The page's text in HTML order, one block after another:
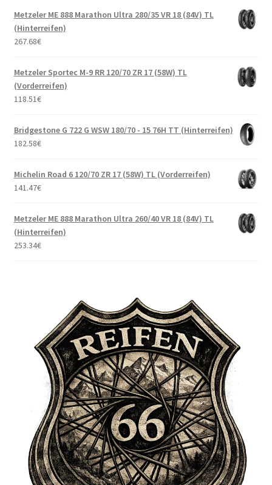
Metzeler ME 888 Marathon Ultra 280/35 VR 18 (84V) TL
(Hinterreifen)
267.68€
Metzeler Sportec M-9 RR 120/70 ZR 17 (58W) TL
(Vorderreifen)
118.51€
Bridgestone G 722 G WSW 180/70 - 15 76H TT (Hinterreifen)
182.58€
Michelin Road 6 120/70 ZR 17 (58W) TL (Vorderreifen)
141.47€
Metzeler ME 888 Marathon Ultra 260/40 VR 18 (84V) TL
(Hinterreifen)
253.34€